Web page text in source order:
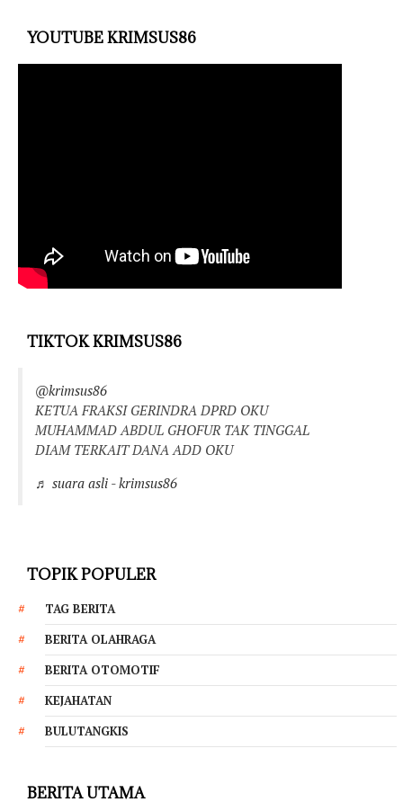
YOUTUBE KRIMSUS86
TIKTOK KRIMSUS86
@krimsus86
KETUA FRAKSI GERINDRA DPRD OKU
MUHAMMAD ABDUL GHOFUR TAK TINGGAL
DIAM TERKAIT DANA ADD OKU
♬ suara asli - krimsus86
TOPIK POPULER
TAG BERITA
BERITA OLAHRAGA
BERITA OTOMOTIF
KEJAHATAN
BULUTANGKIS
BERITA UTAMA